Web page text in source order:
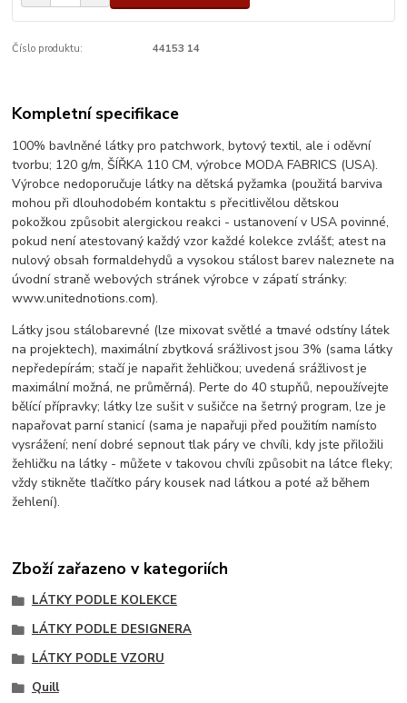
Číslo produktu: 44153 14
Kompletní specifikace
100% bavlněné látky pro patchwork, bytový textil, ale i oděvní
tvorbu; 120 g/m, ŠÍŘKA 110 CM, výrobce MODA FABRICS (USA).
Výrobce nedoporučuje látky na dětská pyžamka (použitá barviva
mohou při dlouhodobém kontaktu s přecitlivělou dětskou
pokožkou způsobit alergickou reakci - ustanovení v USA povinné,
pokud není atestovaný každý vzor každé kolekce zvlášť; atest na
nulový obsah formaldehydů a vysokou stálost barev naleznete na
úvodní straně webových stránek výrobce v zápatí stránky:
www.unitednotions.com).
Látky jsou stálobarevné (lze mixovat světlé a tmavé odstíny látek
na projektech), maximální zbytková srážlivost jsou 3% (sama látky
nepředepírám; stačí je napařit žehličkou; uvedená srážlivost je
maximální možná, ne průměrná). Perte do 40 stupňů, nepoužívejte
bělící přípravky; látky lze sušit v sušičce na šetrný program, lze je
napařovat parní stanicí (sama je napařuji před použitím namísto
vysrážení; není dobré sepnout tlak páry ve chvíli, kdy jste přiložili
žehličku na látky - můžete v takovou chvíli způsobit na látce fleky;
vždy stikněte tlačítko páry kousek nad látkou a poté až během
žehlení).
Zboží zařazeno v kategoriích
LÁTKY PODLE KOLEKCE
LÁTKY PODLE DESIGNERA
LÁTKY PODLE VZORU
Quill